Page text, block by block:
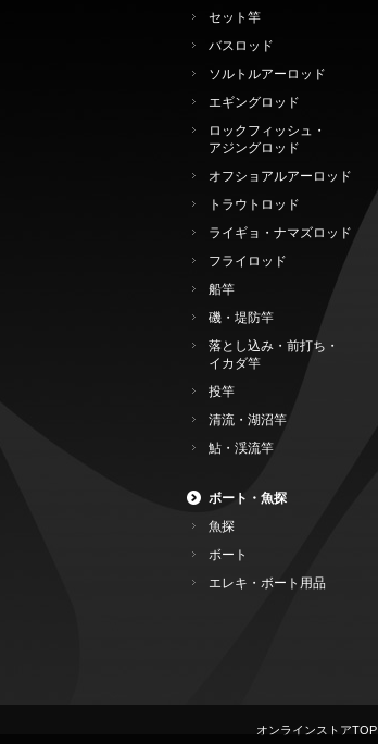
セット竿
バスロッド
ソルトルアーロッド
エギングロッド
ロックフィッシュ・
アジングロッド
オフショアルアーロッド
トラウトロッド
ライギョ・ナマズロッド
フライロッド
船竿
磯・堤防竿
落とし込み・前打ち・
イカダ竿
投竿
清流・湖沼竿
鮎・渓流竿
ボート・魚探
魚探
ボート
エレキ・ボート用品
オンラインストアTOP